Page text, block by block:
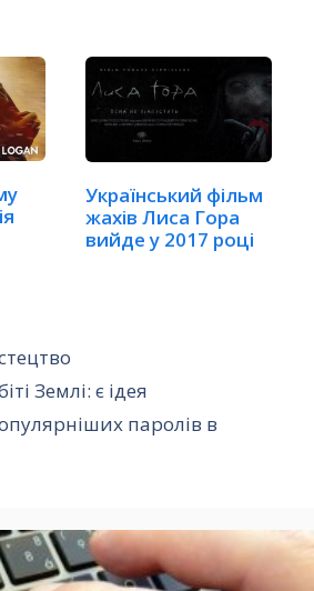
Український фільм
жахів Лиса Гора
вийде у 2017 році
Землі: є ідея
паролів в